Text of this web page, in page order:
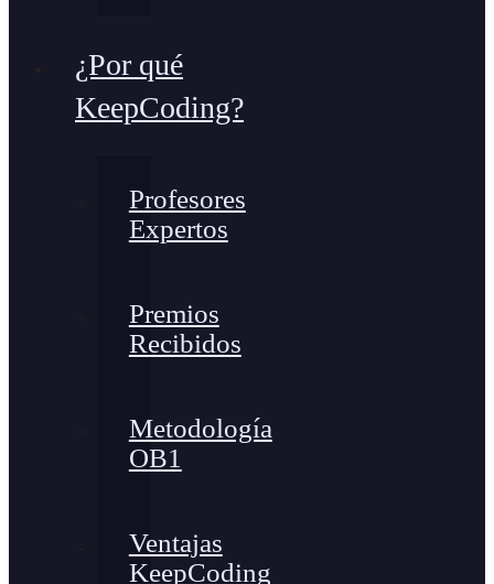
¿Por qué
KeepCoding?
Profesores
Expertos
Premios
Recibidos
Metodología
OB1
Ventajas
KeepCoding